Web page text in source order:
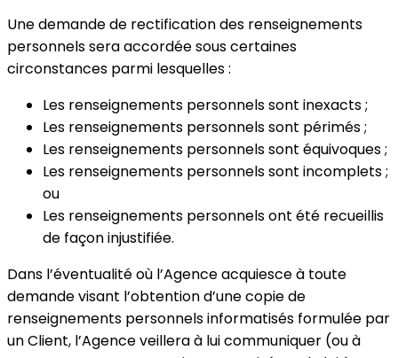
Une demande de rectification des renseignements
personnels sera accordée sous certaines
circonstances parmi lesquelles :
Les renseignements personnels sont inexacts ;
Les renseignements personnels sont périmés ;
Les renseignements personnels sont équivoques ;
Les renseignements personnels sont incomplets ;
ou
Les renseignements personnels ont été recueillis
de façon injustifiée.
Dans l’éventualité où l’Agence acquiesce à toute
demande visant l’obtention d’une copie de
renseignements personnels informatisés formulée par
un Client, l’Agence veillera à lui communiquer (ou à